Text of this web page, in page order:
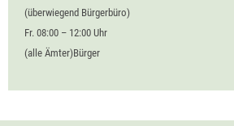
(überwiegend Bürgerbüro)
Fr. 08:00 – 12:00 Uhr
(alle Ämter)Bürger